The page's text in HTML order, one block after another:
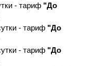
- тариф "До
- тариф "До
- тариф "До